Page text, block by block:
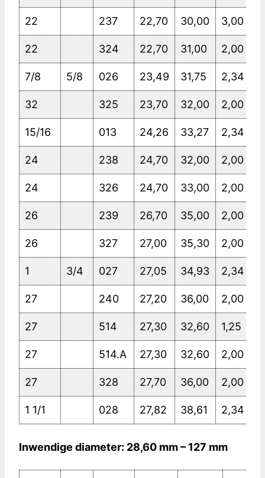
22 237 22,70 30,00 3,00
22 324 22,70 31,00 2,00
7/8 5/8 026 23,49 31,75 2,34
32 325 23,70 32,00 2,00
15/16 013 24,26 33,27 2,34
24 238 24,70 32,00 2,00
24 326 24,70 33,00 2,00
26 239 26,70 35,00 2,00
26 327 27,00 35,30 2,00
1 3/4 027 27,05 34,93 2,34
27 240 27,20 36,00 2,00
27 514 27,30 32,60 1,25
27 514.A 27,30 32,60 2,00
27 328 27,70 36,00 2,00
1 1/1 028 27,82 38,61 2,34
Inwendige diameter: 28,60 mm – 127 mm